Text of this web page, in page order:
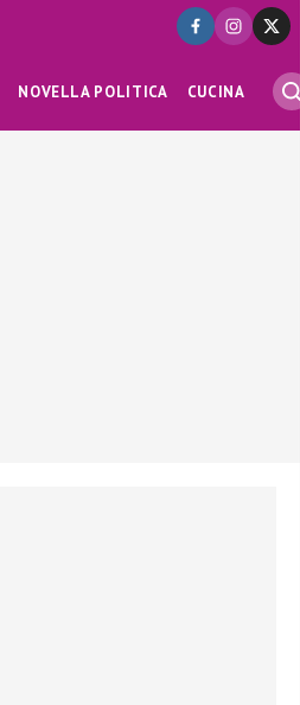
NOVELLA POLITICA CUCINA